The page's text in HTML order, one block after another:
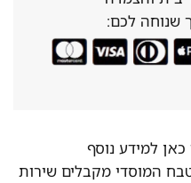
לכם:
למידע נוסף
המוסדי מקבלים שירות